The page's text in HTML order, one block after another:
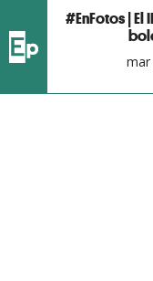
#EnFotos | El
mar